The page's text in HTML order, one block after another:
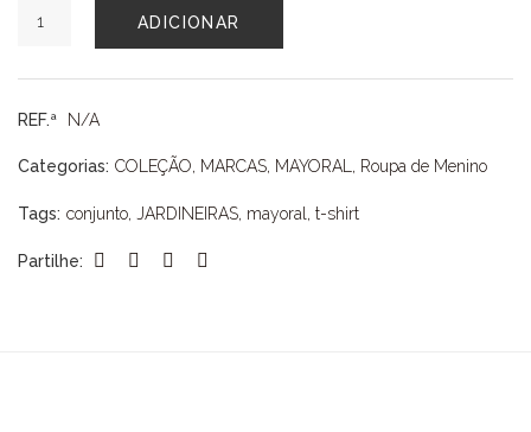
de
MAYORAL
ADICIONAR
REF.ª N/A
Categorias: COLEÇÃO, MARCAS, MAYORAL, Roupa de Menino
Tags: conjunto, JARDINEIRAS, mayoral , t-shirt
Partilhe: